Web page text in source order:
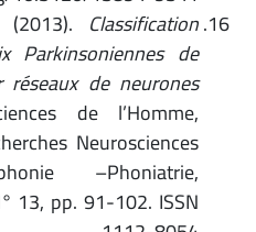
(2013).Classification
Parkinsoniennes de
réseaux de neurones
de l’Homme,
Neurosciences
–Phoniatrie,
13, pp. 91-102. ISSN